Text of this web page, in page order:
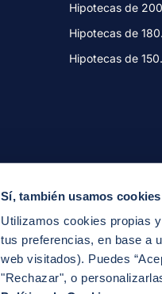
Sí, también usamos cookies
Utilizamos cookies propias
tus preferencias, en base a
web visitados). Puedes
"Rechazar", o
Hipotecas de
Hipotecas de
Hipotecas de